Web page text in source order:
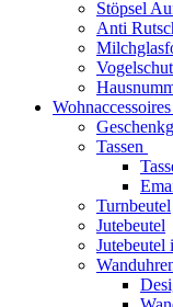
Stöpsel
Anti
Wohnaccessoires
Tassen
Turnbeutel
Jutebeutel
Jutebeutel